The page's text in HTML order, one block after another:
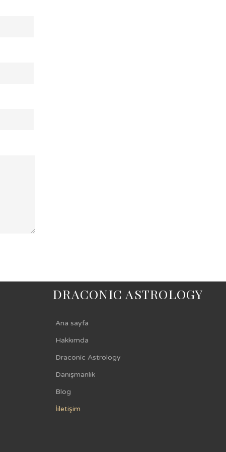
DRACONIC ASTROLOGY
Ana sayfa
Hakkımda
Draconic Astrology
Danışmanlık
Blog
İiletişim